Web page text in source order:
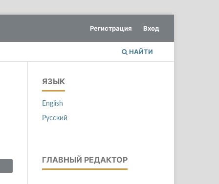
НАЙТИ
Регистрация Вход
ЯЗЫК
English
Русский
ГЛАВНЫЙ РЕДАКТОР